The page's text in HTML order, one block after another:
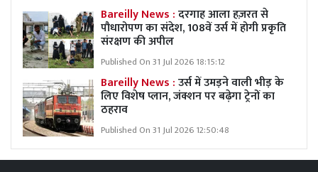
Bareilly News :दरगाह आला हज़रत से
पौधारोपण का संदेश, 108वें उर्स में होगी प्रकृति
संरक्षण की अपील
Published On 31 Jul 2026 18:15:12
Bareilly News :उर्स में उमड़ने वाली भीड़ के
लिए विशेष प्लान, जंक्शन पर बढ़ेगा ट्रेनों का
ठहराव
Published On 31 Jul 2026 12:50:48